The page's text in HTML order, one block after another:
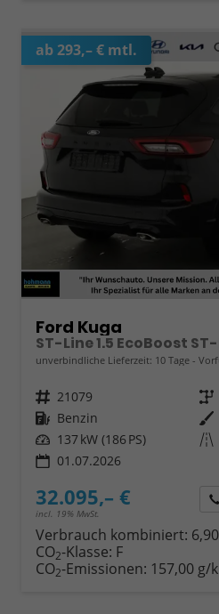
ab 293,– € mtl.
Ford Kuga
unverbindliche Lieferzeit: 10 Tage
Fahrzeugnr. 21079 Getriebe
Kraftstoff Benzin Außenfarbe
Leistung 137 kW (186 PS) Kilometerstand
01.07.2026
32.095,– €
incl. 19% MwSt.
Verbrauch kombiniert:
CO2-Klasse: F
CO2-Emissionen: 157,00 g/